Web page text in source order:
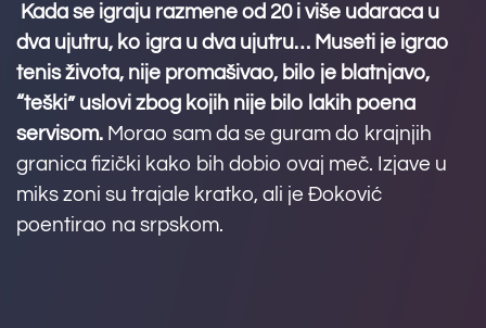
Kada se igraju razmene od 20 i više udaraca u
dva ujutru, ko igra u dva ujutru… Museti je igrao
tenis života, nije promašivao, bilo je blatnjavo,
“teški” uslovi zbog kojih nije bilo lakih poena
servisom. Morao sam da se guram do krajnjih
granica fizički kako bih dobio ovaj meč. Izjave u
miks zoni su trajale kratko, ali je Đoković
poentirao na srpskom.